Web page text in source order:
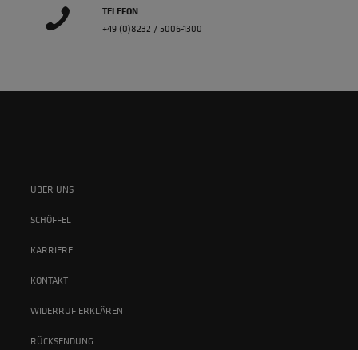
TELEFON
+49 (0)8232 / 5006-1300
ÜBER UNS
SCHÖFFEL
KARRIERE
KONTAKT
WIDERRUF ERKLÄREN
RÜCKSENDUNG